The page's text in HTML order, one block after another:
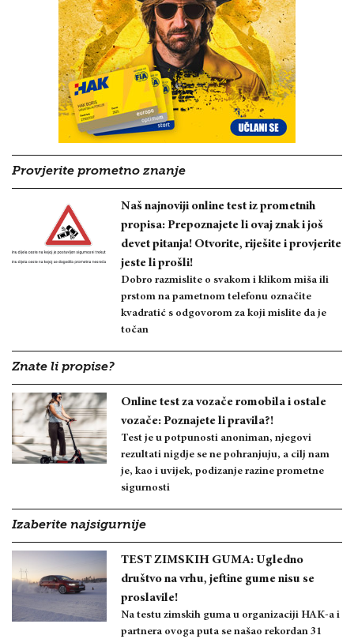
Provjerite prometno znanje
Naš najnoviji online test iz prometnih
propisa: Prepoznajete li ovaj znak i još
devet pitanja! Otvorite, riješite i provjerite
jeste li prošli!
Dobro razmislite o svakom i klikom miša ili
prstom na pametnom telefonu označite
kvadratić s odgovorom za koji mislite da je
točan
Znate li propise?
Online test za vozače romobila i ostale
vozače: Poznajete li pravila?!
Test je u potpunosti anoniman, njegovi
rezultati nigdje se ne pohranjuju, a cilj nam
je, kao i uvijek, podizanje razine prometne
sigurnosti
Izaberite najsigurnije
TEST ZIMSKIH GUMA: Ugledno
društvo na vrhu, jeftine gume nisu se
proslavile!
Na testu zimskih guma u organizaciji HAK-a i
partnera ovoga puta se našao rekordan 31